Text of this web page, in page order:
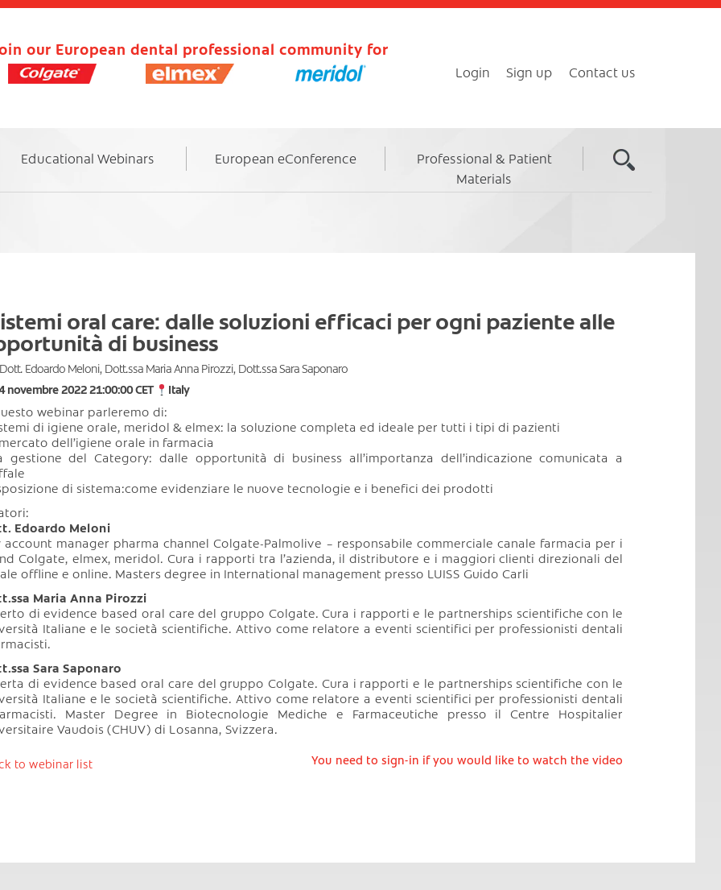
our European dental professional community for
Login Sign up Contact us
Educational Webinars European eConference
Professional & Patient
Materials
oral care: dalle soluzioni efficaci per ogni paziente alle
di business
Dott. Edoardo Meloni, Dott.ssa Maria Anna Pirozzi, Dott.ssa Sara Saponaro
novembre 2022 21:00:00 CET
Italy
webinar parleremo di:
di igiene orale, meridol & elmex: la soluzione completa ed ideale per tutti i tipi di pazienti
dell’igiene orale in farmacia
gestione del Category: dalle opportunità di business all’importanza dell’indicazione comunicata a
di sistema:come evidenziare le nuove tecnologie e i benefici dei prodotti
Edoardo Meloni
account manager pharma channel Colgate-Palmolive – responsabile commerciale canale farmacia per i
Colgate, elmex, meridol. Cura i rapporti tra l’azienda, il distributore e i maggiori clienti direzionali del
offline e online. Masters degree in International management presso LUISS Guido Carli
Maria Anna Pirozzi
di evidence based oral care del gruppo Colgate. Cura i rapporti e le partnerships scientifiche con le
Italiane e le società scientifiche. Attivo come relatore a eventi scientifici per professionisti dentali
Sara Saponaro
di evidence based oral care del gruppo Colgate. Cura i rapporti e le partnerships scientifiche con le
Italiane e le società scientifiche. Attivo come relatore a eventi scientifici per professionisti dentali
Master Degree in Biotecnologie Mediche e Farmaceutiche presso il Centre Hospitalier
Vaudois (CHUV) di Losanna, Svizzera.
to webinar list You need to sign-in if you would like to watch the video